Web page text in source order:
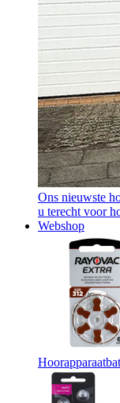
Ons nieuwste
u terecht voor
Webshop